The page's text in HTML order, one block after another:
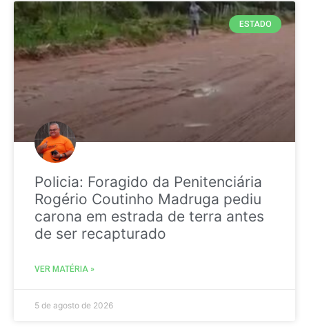
ESTADO
Policia: Foragido da Penitenciária
Rogério Coutinho Madruga pediu
carona em estrada de terra antes
de ser recapturado
VER MATÉRIA »
5 de agosto de 2026